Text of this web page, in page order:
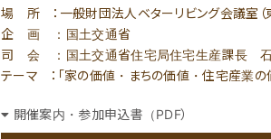
場 所 ：一般財団法人ベターリビング会議室（
企 画 ：国土交通省
司 会 ：国土交通省住宅局住宅生産課長
テーマ ：「家の価値・まちの価値・住宅産業の
開催案内・参加申込書（PDF）